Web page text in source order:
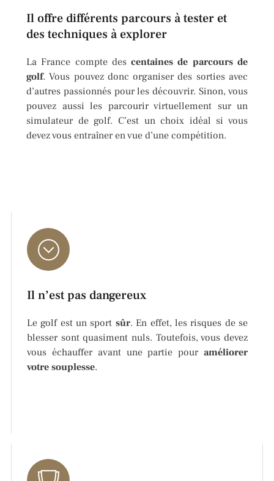
Il offre différents parcours à tester et
des techniques à explorer
La France compte descentaines de parcours de
golf. Vous pouvez donc organiser des sorties avec
d’autres passionnés pour les découvrir. Sinon, vous
pouvez aussi les parcourir virtuellement sur un
simulateur de golf. C’est un choix idéal si vous
devez vous entraîner en vue d’une compétition.
Il n’est pas dangereux
Le golf est un sport sûr. En effet, les risques de se
blesser sont quasiment nuls. Toutefois, vous devez
vous échauffer avant une partie pour améliorer
votre souplesse.